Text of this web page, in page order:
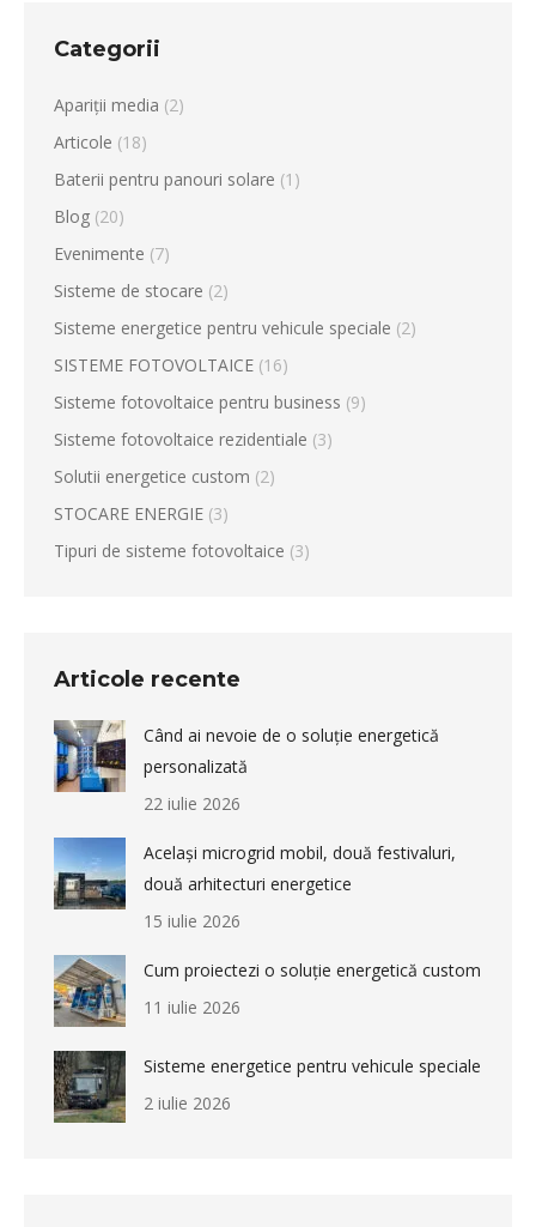
Categorii
Apariții media (2)
Articole (18)
Baterii pentru panouri solare (1)
Blog (20)
Evenimente (7)
Sisteme de stocare (2)
Sisteme energetice pentru vehicule speciale (2)
SISTEME FOTOVOLTAICE (16)
Sisteme fotovoltaice pentru business (9)
Sisteme fotovoltaice rezidentiale (3)
Solutii energetice custom (2)
STOCARE ENERGIE (3)
Tipuri de sisteme fotovoltaice (3)
Articole recente
Când ai nevoie de o soluție energetică
personalizată
22 iulie 2026
Același microgrid mobil, două festivaluri,
două arhitecturi energetice
15 iulie 2026
Cum proiectezi o soluție energetică custom
11 iulie 2026
Sisteme energetice pentru vehicule speciale
2 iulie 2026